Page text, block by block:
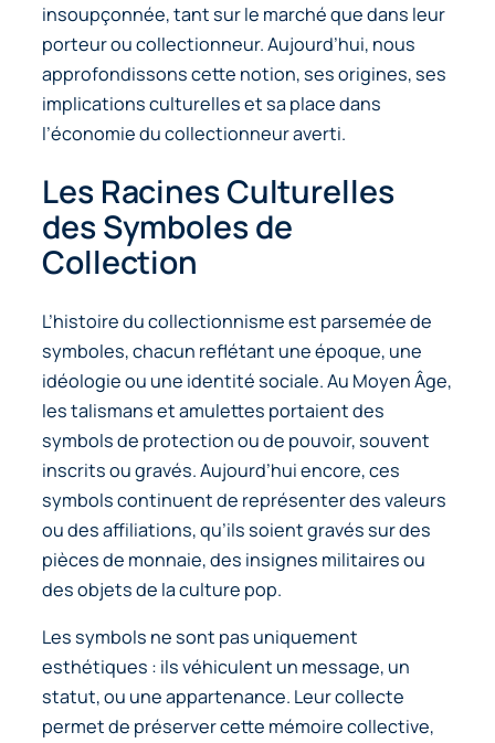
insoupçonnée, tant sur le marché que dans leur
porteur ou collectionneur. Aujourd’hui, nous
approfondissons cette notion, ses origines, ses
implications culturelles et sa place dans
l’économie du collectionneur averti.
Les Racines Culturelles
des Symboles de
Collection
L’histoire du collectionnisme est parsemée de
symboles, chacun reflétant une époque, une
idéologie ou une identité sociale. Au Moyen Âge,
les talismans et amulettes portaient des
symbolsde protection ou de pouvoir, souvent
inscrits ou gravés. Aujourd’hui encore, ces
symbols continuent de représenter des valeurs
ou des affiliations, qu’ils soient gravés sur des
pièces de monnaie, des insignes militaires ou
des objets de la culture pop.
Les symbols ne sont pas uniquement
esthétiques : ils véhiculent un message, un
statut, ou une appartenance. Leur collecte
permet de préserver cette mémoire collective,